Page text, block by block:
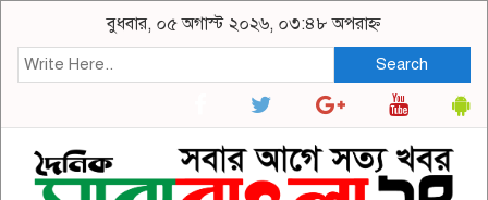
বুধবার, ০৫ অগাস্ট ২০২৬, ০৩:৪৮ অপরাহ্ন
Search